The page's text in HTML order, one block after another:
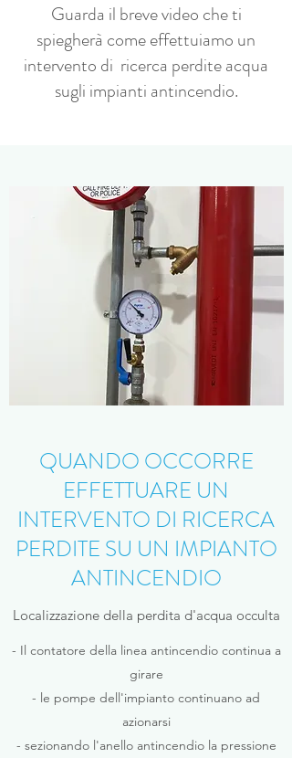
Guarda il breve video che ti
spiegherà come effettuiamo un
intervento di ricerca perdite acqua
sugli impianti antincendio.
QUANDO OCCORRE
EFFETTUARE UN
INTERVENTO DI RICERCA
PERDITE SU UN IMPIANTO
ANTINCENDIO
Localizzazione della perdita d'acqua occulta
- Il contatore della linea antincendio continua a
girare
- le pompe dell'impianto continuano ad
azionarsi
- sezionando l'anello antincendio la pressione